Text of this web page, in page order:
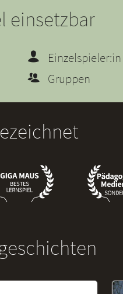
einsetzbar
Einzelspieler:in
Gruppen